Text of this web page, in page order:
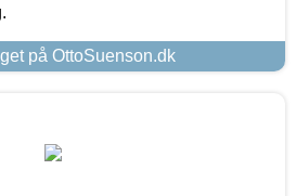
på OttoSuenson.dk